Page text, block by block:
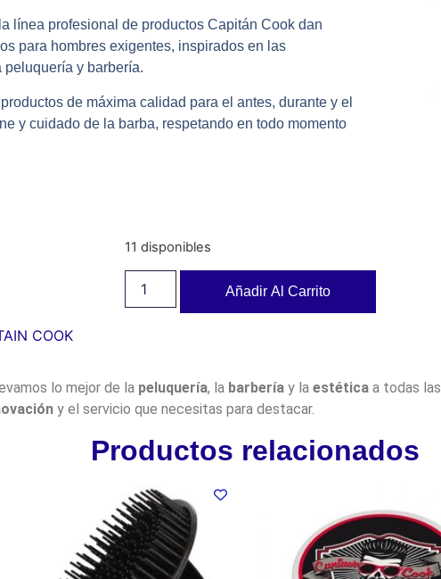
línea profesional de productos Capitán Cook dan
para hombres exigentes, inspirados en las
y barbería.
de máxima calidad para el antes, durante y el
y cuidado de la barba, respetando en todo momento
COOK
11 disponibles
Añadir Al Carrito
lo mejor de la peluquería, la barberíay la estéticaa todas las
y el servicio que necesitas para destacar.
Productos relacionados